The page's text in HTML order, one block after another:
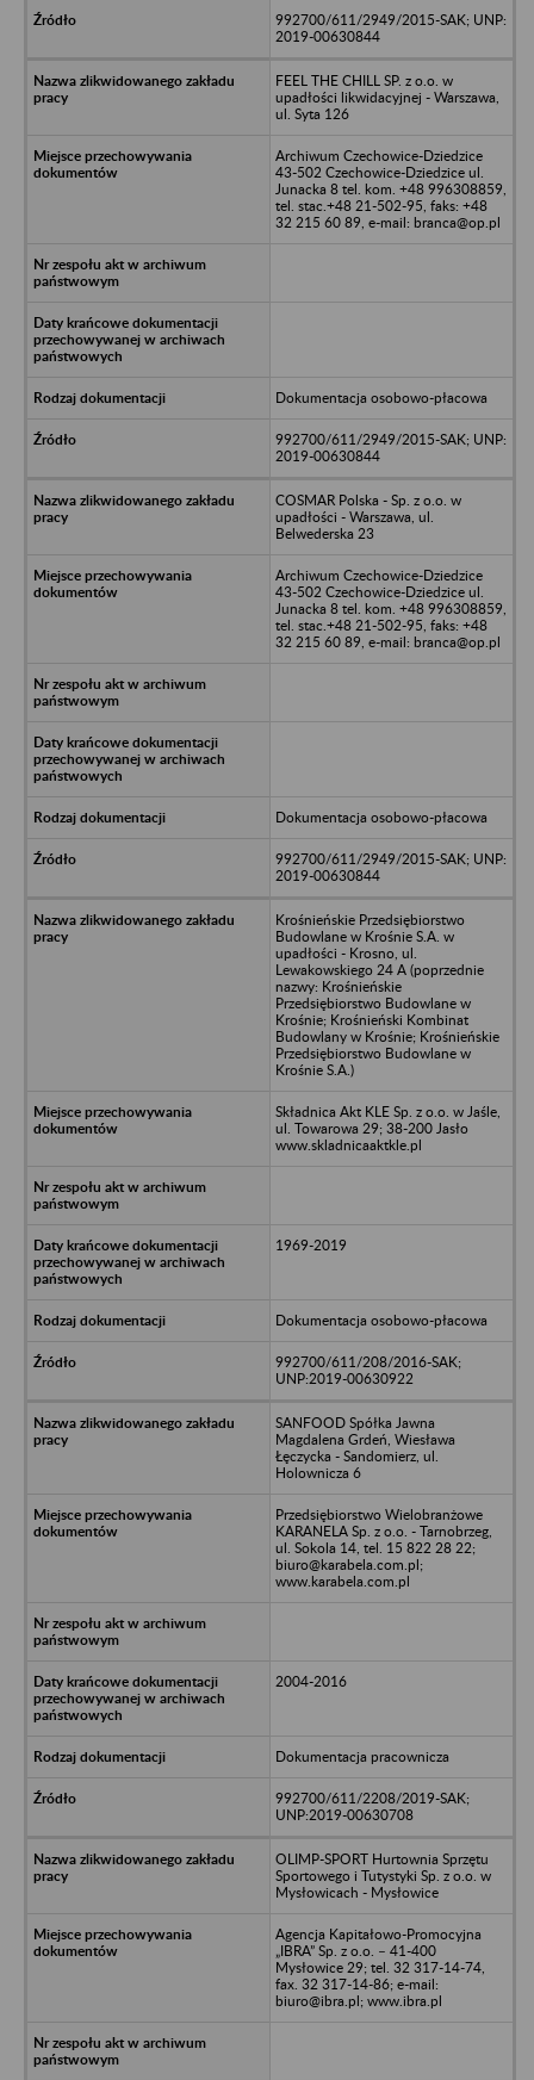
992700/611/2949/2015-SAK; UNP:
2019-00630844
FEEL THE CHILL SP. z o.o. w
upadłości likwidacyjnej - Warszawa,
ul. Syta 126
Archiwum Czechowice-Dziedzice
43-502 Czechowice-Dziedzice ul.
Junacka 8 tel. kom. +48 996308859,
tel. stac.+48 21-502-95, faks: +48
32 215 60 89, e-mail: branca@op.pl
Dokumentacja osobowo-płacowa
992700/611/2949/2015-SAK; UNP:
2019-00630844
COSMAR Polska - Sp. z o.o. w
upadłości - Warszawa, ul.
Belwederska 23
Archiwum Czechowice-Dziedzice
43-502 Czechowice-Dziedzice ul.
Junacka 8 tel. kom. +48 996308859,
tel. stac.+48 21-502-95, faks: +48
32 215 60 89, e-mail: branca@op.pl
Dokumentacja osobowo-płacowa
992700/611/2949/2015-SAK; UNP:
2019-00630844
Krośnieńskie Przedsiębiorstwo
Budowlane w Krośnie S.A. w
upadłości - Krosno, ul.
Lewakowskiego 24 A (poprzednie
nazwy: Krośnieńskie
Przedsiębiorstwo Budowlane w
Krośnie; Krośnieński Kombinat
Budowlany w Krośnie; Krośnieńskie
Przedsiębiorstwo Budowlane w
Krośnie S.A.)
Składnica Akt KLE Sp. z o.o. w Jaśle,
ul. Towarowa 29; 38-200 Jasło
www.skladnicaaktkle.pl
1969-2019
Dokumentacja osobowo-płacowa
992700/611/208/2016-SAK;
UNP:2019-00630922
SANFOOD Spółka Jawna
Magdalena Grdeń, Wiesława
Łęczycka - Sandomierz, ul.
Holownicza 6
Przedsiębiorstwo Wielobranżowe
KARANELA Sp. z o.o. - Tarnobrzeg,
ul. Sokola 14, tel. 15 822 28 22;
biuro@karabela.com.pl;
www.karabela.com.pl
2004-2016
Dokumentacja pracownicza
992700/611/2208/2019-SAK;
UNP:2019-00630708
OLIMP-SPORT Hurtownia Sprzętu
Sportowego i Tutystyki Sp. z o.o. w
Mysłowicach - Mysłowice
Agencja Kapitałowo-Promocyjna
„IBRA” Sp. z o.o. – 41-400
Mysłowice 29; tel. 32 317-14-74,
fax. 32 317-14-86; e-mail:
biuro@ibra.pl; www.ibra.pl